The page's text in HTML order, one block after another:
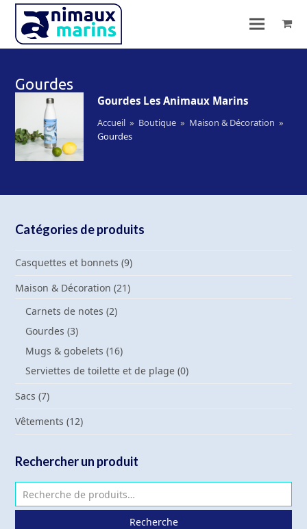
Gourdes
Gourdes Les Animaux Marins
Accueil » Boutique » Maison & Décoration »
Gourdes
Catégories de produits
Casquettes et bonnets (9)
Maison & Décoration (21)
Carnets de notes (2)
Gourdes (3)
Mugs & gobelets (16)
Serviettes de toilette et de plage (0)
Sacs (7)
Vêtements (12)
Rechercher un produit
Recherche